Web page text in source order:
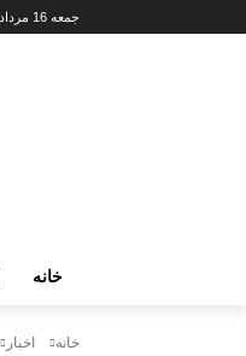
جمعه 16 مرداد 1405
خانه
خانه اخبار